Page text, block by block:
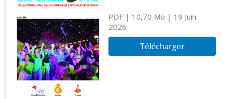
PDF| 10,70 Mo | 19 Juin
2026
Télécharger